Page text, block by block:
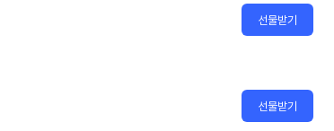
선물받기
선물받기